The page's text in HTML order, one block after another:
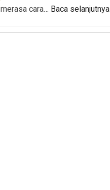
merasa cara… Baca selanjutnya